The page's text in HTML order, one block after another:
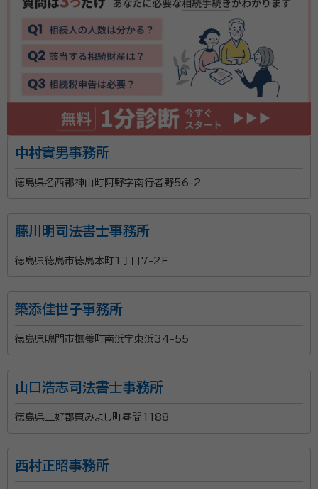
中村實男事務所
徳島県名西郡神山町阿野字南行者野56-2
藤川明司法書士事務所
徳島県徳島市徳島本町1丁目7-2Ｆ
築添佳世子事務所
徳島県鳴門市撫養町南浜字東浜34-55
山口浩志司法書士事務所
徳島県三好郡東みよし町昼間1188
西村正昭事務所